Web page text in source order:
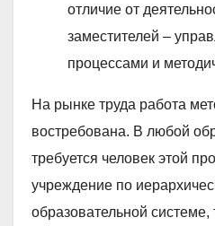
отличие от
заместителей –
процессами и
На рынке труда работа
востребована. В любой
требуется человек этой
учреждение по
образовательной